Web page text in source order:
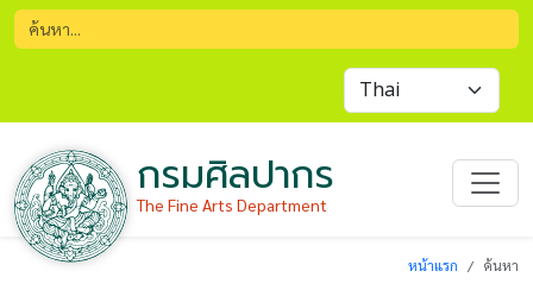
กรมศิลปากร
The Fine Arts Department
หน้าแรก ค้นหา